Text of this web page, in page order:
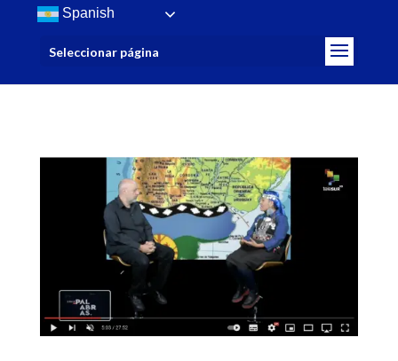
Seleccionar página
Spanish